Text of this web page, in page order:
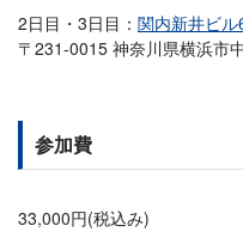
2日目・3日目： 関内新井ビル
〒231-0015 神奈川県横浜市
参加費
33,000円(税込み)